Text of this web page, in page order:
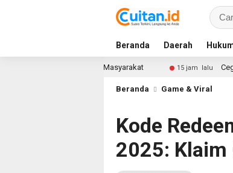
Beranda Daerah
15 jam lalu Cegah Masalah di
Beranda Game & Viral
Kode
2025: Klaim